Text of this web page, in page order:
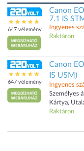
647 vélemény
Canon
7.1 IS
Ingyenes
Raktáron
647 vélemény
Canon
IS USM)
Ingyenes
Személyes
Kártya,
Raktáron